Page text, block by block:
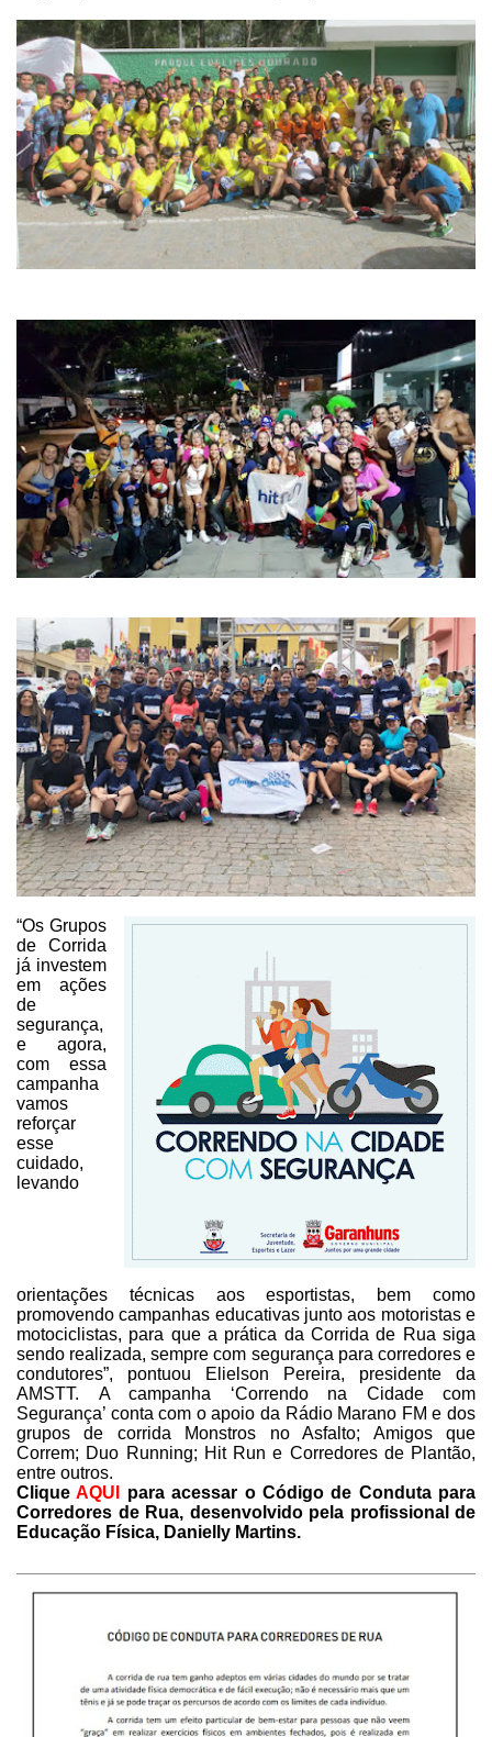
“Os Grupos
de Corrida
já investem
em ações
de
segurança,
e agora,
com essa
campanha
vamos
reforçar
esse
cuidado,
levando
orientações técnicas aos esportistas, bem como
promovendo campanhas educativas junto aos motoristas e
motociclistas, para que a prática da Corrida de Rua siga
sendo realizada, sempre com segurança para corredores e
condutores”, pontuou Elielson Pereira, presidente da
AMSTT.
A campanha ‘Correndo na Cidadecom
Segurança’ conta com o apoio da Rádio Marano FM e dos
grupos de corrida Monstros no Asfalto; Amigos que
Correm; Duo Running; Hit Run e Corredores dePlantão,
entre outros.
CliqueAQUI para acessar o Código de Conduta para
Corredores de Rua, desenvolvido pela profissional de
Educação Física, Danielly Martins.